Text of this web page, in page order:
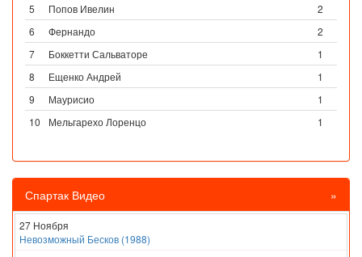
5
Попов Ивелин
2
6
Фернандо
2
7
Боккетти Сальваторе
1
8
Ещенко Андрей
1
9
Маурисио
1
10
Мельгарехо Лоренцо 1
Спартак Видео »
27 Ноября
Невозможный Бесков (1988)